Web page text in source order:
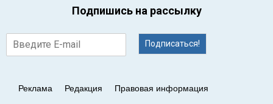
Подпишись на рассылку
Подписаться!
Реклама Редакция Правовая информация